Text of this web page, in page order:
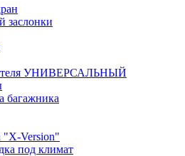
заслонки
УНИВЕРСАЛЬНЫЙ
багажника
"X-Version"
под климат